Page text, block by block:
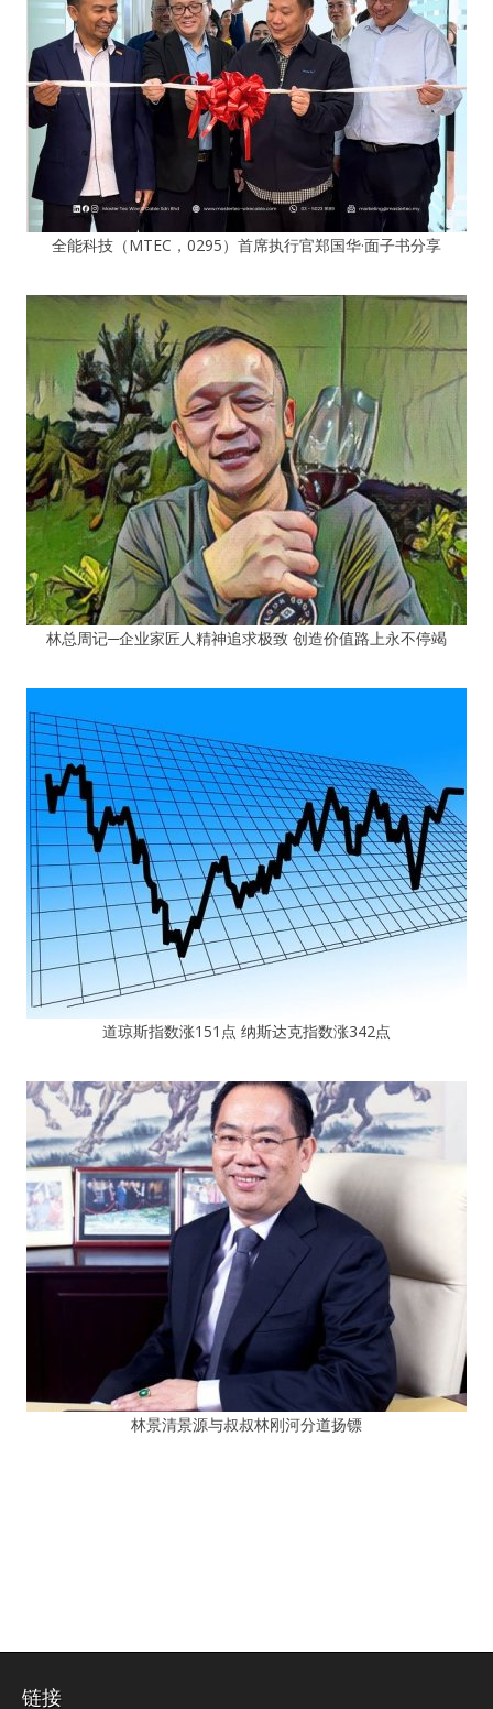
全能科技（MTEC，0295）首席执行官郑国华·面子书分享
林总周记─企业家匠人精神追求极致 创造价值路上永不停竭
道琼斯指数涨151点 纳斯达克指数涨342点
林景清景源与叔叔林刚河分道扬镖
链接